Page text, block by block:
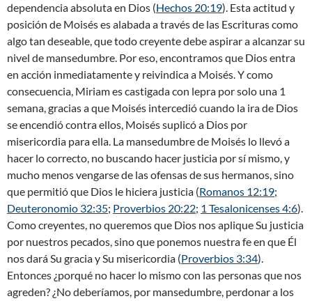
dependencia absoluta en Dios (Hechos 20:19). Esta actitud y
posición de Moisés es alabada a través de las Escrituras como
algo tan deseable, que todo creyente debe aspirar a alcanzar su
nivel de mansedumbre. Por eso, encontramos que Dios entra
en acción inmediatamente y reivindica a Moisés. Y como
consecuencia, Miriam es castigada con lepra por solo una 1
semana, gracias a que Moisés intercedió cuando la ira de Dios
se encendió contra ellos, Moisés suplicó a Dios por
misericordia para ella. La mansedumbre de Moisés lo llevó a
hacer lo correcto, no buscando hacer justicia por sí mismo, y
mucho menos vengarse de las ofensas de sus hermanos, sino
que permitió que Dios le hiciera justicia (Romanos 12:19;
Deuteronomio 32:35; Proverbios 20:22; 1 Tesalonicenses 4:6).
Como creyentes, no queremos que Dios nos aplique Su justicia
por nuestros pecados, sino que ponemos nuestra fe en que Él
nos dará Su gracia y Su misericordia (Proverbios 3:34).
Entonces ¿porqué no hacer lo mismo con las personas que nos
agreden? ¿No deberíamos, por mansedumbre, perdonar a los